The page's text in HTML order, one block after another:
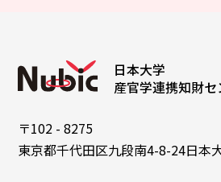
日本大学
産官学連携知財セ
〒102 - 8275
東京都千代田区九段南4-8-24日本